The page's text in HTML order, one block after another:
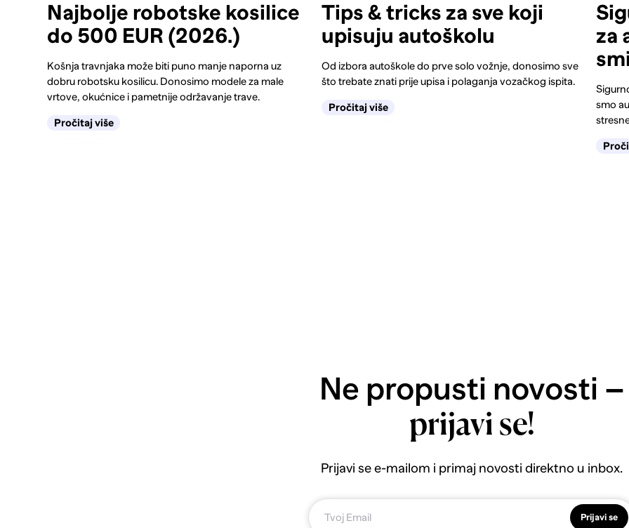
Najbolje robotske kosilice
do 500 EUR (2026.)
Košnja travnjaka može biti puno manje naporna uz
dobru robotsku kosilicu. Donosimo modele za male
vrtove, okućnice i pametnije održavanje trave.
Pročitaj više
Tips & tricks za sve koji
upisuju autoškolu
Od izbora autoškole do prve solo vožnje, donosimo sve
što trebate znati prije upisa i polaganja vozačkog ispita.
Pročitaj više
za
smo
Ne propusti novosti –
prijavi se!
Prijavi se e-mailom i primaj novosti direktno u inbox.
Prijavi se